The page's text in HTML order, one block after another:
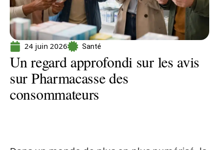
24 juin 2026 Santé
Un regard approfondi sur les avis
sur Pharmacasse des
consommateurs